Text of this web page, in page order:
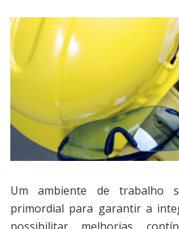
Um ambiente de trabalho
primordial para garantir a